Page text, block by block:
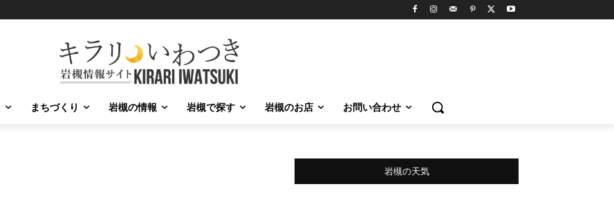
まちづくり 岩槻の情報 岩槻で探す 岩槻のお店 お問い合わせ
岩槻の天気